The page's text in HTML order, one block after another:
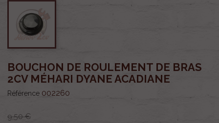
BOUCHON DE ROULEMENT DE BRAS
2CV MÉHARI DYANE ACADIANE
Référence 002260
9,50 €